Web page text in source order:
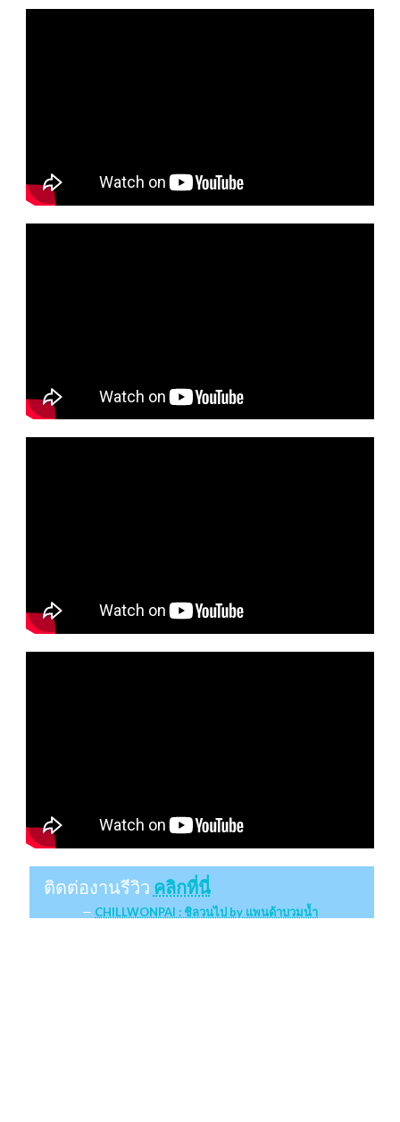
ติดต่องานรีวิว คลิกที่นี่
CHILLWONPAI : ชิลวนไป by แพนด้าบวมน้ำ